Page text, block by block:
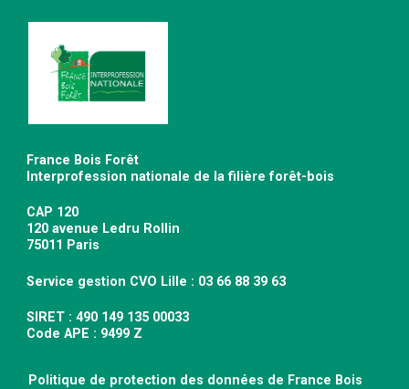
France Bois Forêt
Interprofession nationale de la filière forêt-bois
CAP 120
120 avenue Ledru Rollin
75011 Paris
Service gestion CVO Lille : 03 66 88 39 63
SIRET : 490 149 135 00033
Code APE : 9499 Z
Politique de protection des données de France Bois